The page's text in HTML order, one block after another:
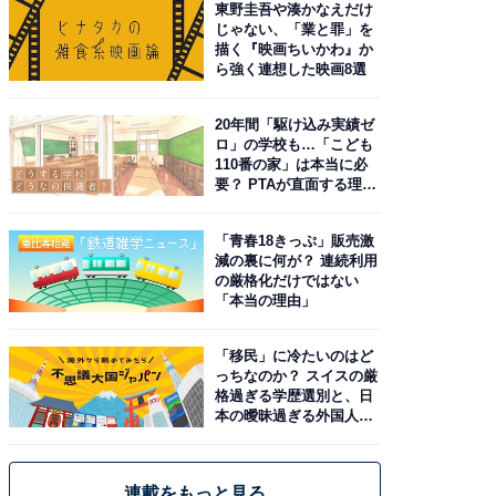
東野圭吾や湊かなえだけ
じゃない、「業と罪」を
描く『映画ちいかわ』か
ら強く連想した映画8選
20年間「駆け込み実績ゼ
ロ」の学校も…「こども
110番の家」は本当に必
要？ PTAが直面する理想
「青春18きっぷ」販売激
減の裏に何が？ 連続利用
の厳格化だけではない
「本当の理由」
「移民」に冷たいのはど
っちなのか？ スイスの厳
格過ぎる学歴選別と、日
本の曖昧過ぎる外国人政